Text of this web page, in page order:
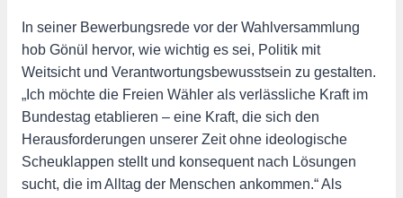
In seiner Bewerbungsrede vor der Wahlversammlung
hob Gönül hervor, wie wichtig es sei, Politik mit
Weitsicht und Verantwortungsbewusstsein zu gestalten.
„Ich möchte die Freien Wähler als verlässliche Kraft im
Bundestag etablieren – eine Kraft, die sich den
Herausforderungen unserer Zeit ohne ideologische
Scheuklappen stellt und konsequent nach Lösungen
sucht, die im Alltag der Menschen ankommen.“ Als